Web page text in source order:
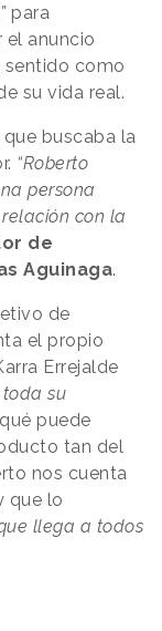
para
anuncio
sentido como
su vida real.
que buscaba la
“Roberto
persona
con la
de
Aguinaga.
de
el propio
Errejalde
toda su
puede
tan del
nos cuenta
que lo
llega a todos